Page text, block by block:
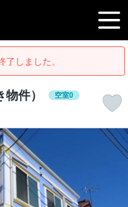
了しました。
件） 空室0